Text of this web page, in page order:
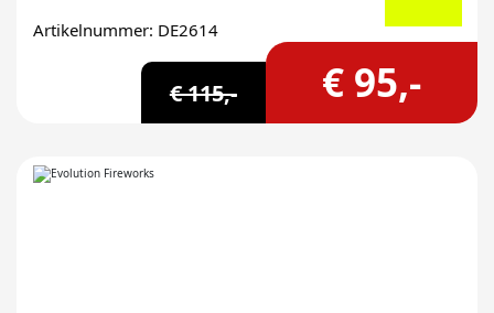
Artikelnummer: DE2614
€ 115,- € 95,-